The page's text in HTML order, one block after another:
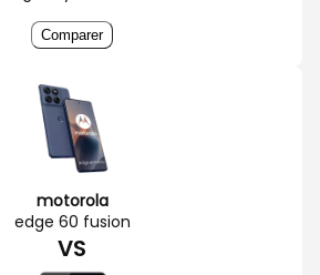
Comparer
motorola
edge 60 fusion
VS